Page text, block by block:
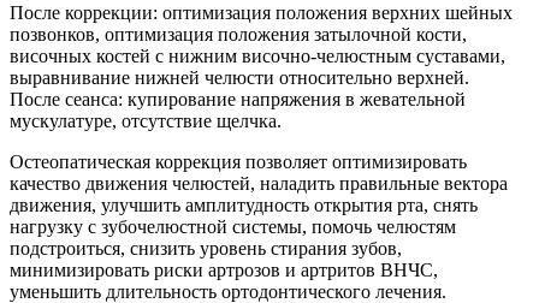
После коррекции: оптимизация положения верхних шейных
позвонков, оптимизация положения затылочной кости,
височных костей с нижним височно-челюстным суставами,
выравнивание нижней челюсти относительно верхней.
После сеанса: купирование напряжения в жевательной
мускулатуре, отсутствие щелчка.
Остеопатическая коррекция позволяет оптимизировать
качество движения челюстей, наладить правильные вектора
движения, улучшить амплитудность открытия рта, снять
нагрузку с зубочелюстной системы, помочь челюстям
подстроиться, снизить уровень стирания зубов,
минимизировать риски артрозов и артритов ВНЧС,
уменьшить длительность ортодонтического лечения.